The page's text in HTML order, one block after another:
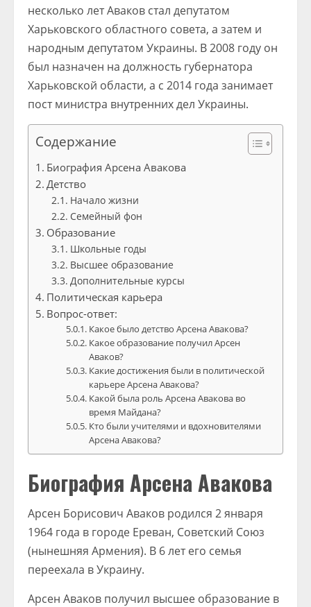
несколько лет Аваков стал депутатом
Харьковского областного совета, а затем и
народным депутатом Украины. В 2008 году он
был назначен на должность губернатора
Харьковской области, а с 2014 года занимает
пост министра внутренних дел Украины.
Содержание
Биография Арсена Авакова
Детство
Начало жизни
Семейный фон
Образование
Школьные годы
Высшее образование
Дополнительные курсы
Политическая карьера
Вопрос-ответ:
Какое было детство Арсена Авакова?
Какое образование получил Арсен
Аваков?
Какие достижения были в политической
карьере Арсена Авакова?
Какой была роль Арсена Авакова во
время Майдана?
Кто были учителями и вдохновителями
Арсена Авакова?
Биография Арсена Авакова
Арсен Борисович Аваков родился 2 января
1964 года в городе Ереван, Советский Союз
(нынешняя Армения). В 6 лет его семья
переехала в Украину.
Арсен Аваков получил высшее образование в